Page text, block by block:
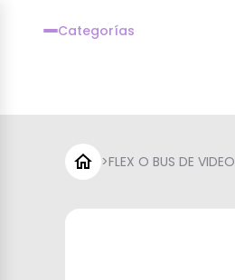
Categorías
>FLEX O BUS DE VIDEO